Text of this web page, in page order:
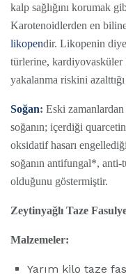
kalp sağlığını korumak
Karotenoidlerden en
likopendir. Likopenin
türlerine, kardiyovasküler
yakalanma riskini
Soğan: Eski
soğanın; içerdiği
oksidatif hasarı
soğanın antifungal*,
olduğunu göstermiştir.
Zeytinyağlı Taze
Malzemeler:
Yarım kilo taze